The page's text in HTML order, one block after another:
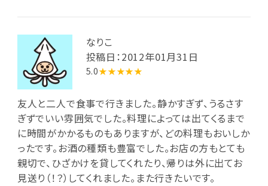
なりこ
投稿日：2012年01月31日
5.0★★★★★
友人と二人で食事で行きました。静かすぎず、うるさす
ぎずでいい雰囲気でした。料理によっては出てくるまで
に時間がかかるものもありますが、どの料理もおいしか
ったです。お酒の種類も豊富でした。お店の方もとても
親切で、ひざかけを貸してくれたり、帰りは外に出てお
見送り（！？）してくれました。また行きたいです。